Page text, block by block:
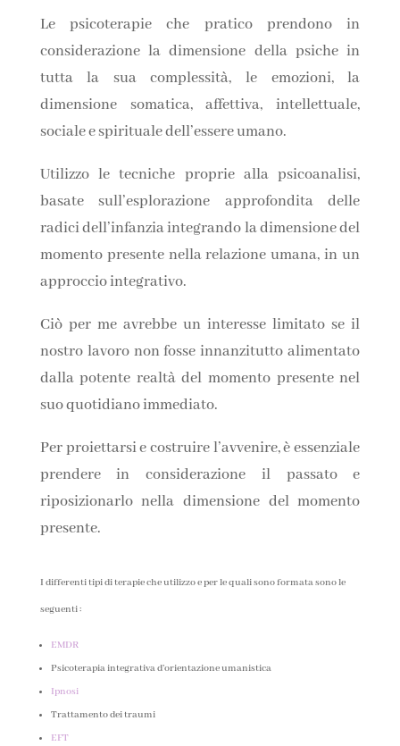
Le psicoterapie che pratico prendono in
considerazione la dimensione della psiche in
tutta la sua complessità, le emozioni, la
dimensione somatica, affettiva, intellettuale,
sociale e spirituale dell’essere umano.
Utilizzo le tecniche proprie alla psicoanalisi,
basate sull’esplorazione approfondita delle
radici dell’infanzia integrando la dimensione del
momento presente nella relazione umana, in un
approccio integrativo.
Ciò per me avrebbe un interesse limitato se il
nostro lavoro non fosse innanzitutto alimentato
dalla potente realtà del momento presente nel
suo quotidiano immediato.
Per proiettarsi e costruire l’avvenire, è essenziale
prendere in considerazione il passato e
riposizionarlo nella dimensione del momento
presente.
I differenti tipi di terapie che utilizzo e per le quali sono formata sono le
seguenti :
EMDR
Psicoterapia integrativa d’orientazione umanistica
Ipnosi
Trattamento dei traumi
EFT